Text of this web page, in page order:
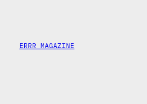
content
ERRR MAGAZINE